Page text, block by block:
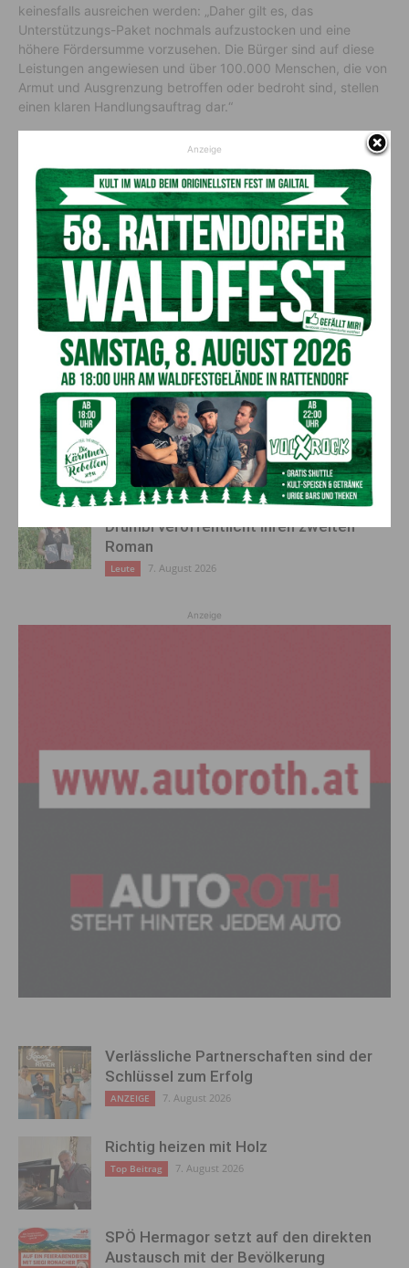
keinesfalls ausreichen werden: „Daher gilt es, das
Unterstützungs-Paket nochmals aufzustocken und eine
höhere Fördersumme vorzusehen. Die Bürger sind auf diese
Leistungen angewiesen und über 100.000 Menschen, die von
Armut und Ausgrenzung betroffen oder bedroht sind, stellen
einen klaren Handlungsauftrag dar.“
Herzliche Spendenaktion für
die Lebenswelt St. Antonius
Nächster Artikel
„Sommerausklang am Meer“
im 4****s Hotel Miramar in
Opatija
AKTUELLES
Zum Dobratsch-Kirchtag gemütlich und
sicher mit dem Naturpark Bus
Leute 7. August 2026
Landeshauptmann Fellner zu Gast in der
Gailtal Klinik
Top Beitrag 7. August 2026
Zwischen Familie & Fantasie – Zoe
Drumbl veröffentlicht ihren zweiten
Roman
Leute 7. August 2026
Anzeige
Verlässliche Partnerschaften sind der
Schlüssel zum Erfolg
ANZEIGE 7. August 2026
Richtig heizen mit Holz
Top Beitrag 7. August 2026
SPÖ Hermagor setzt auf den direkten
Austausch mit der Bevölkerung
Anzeige